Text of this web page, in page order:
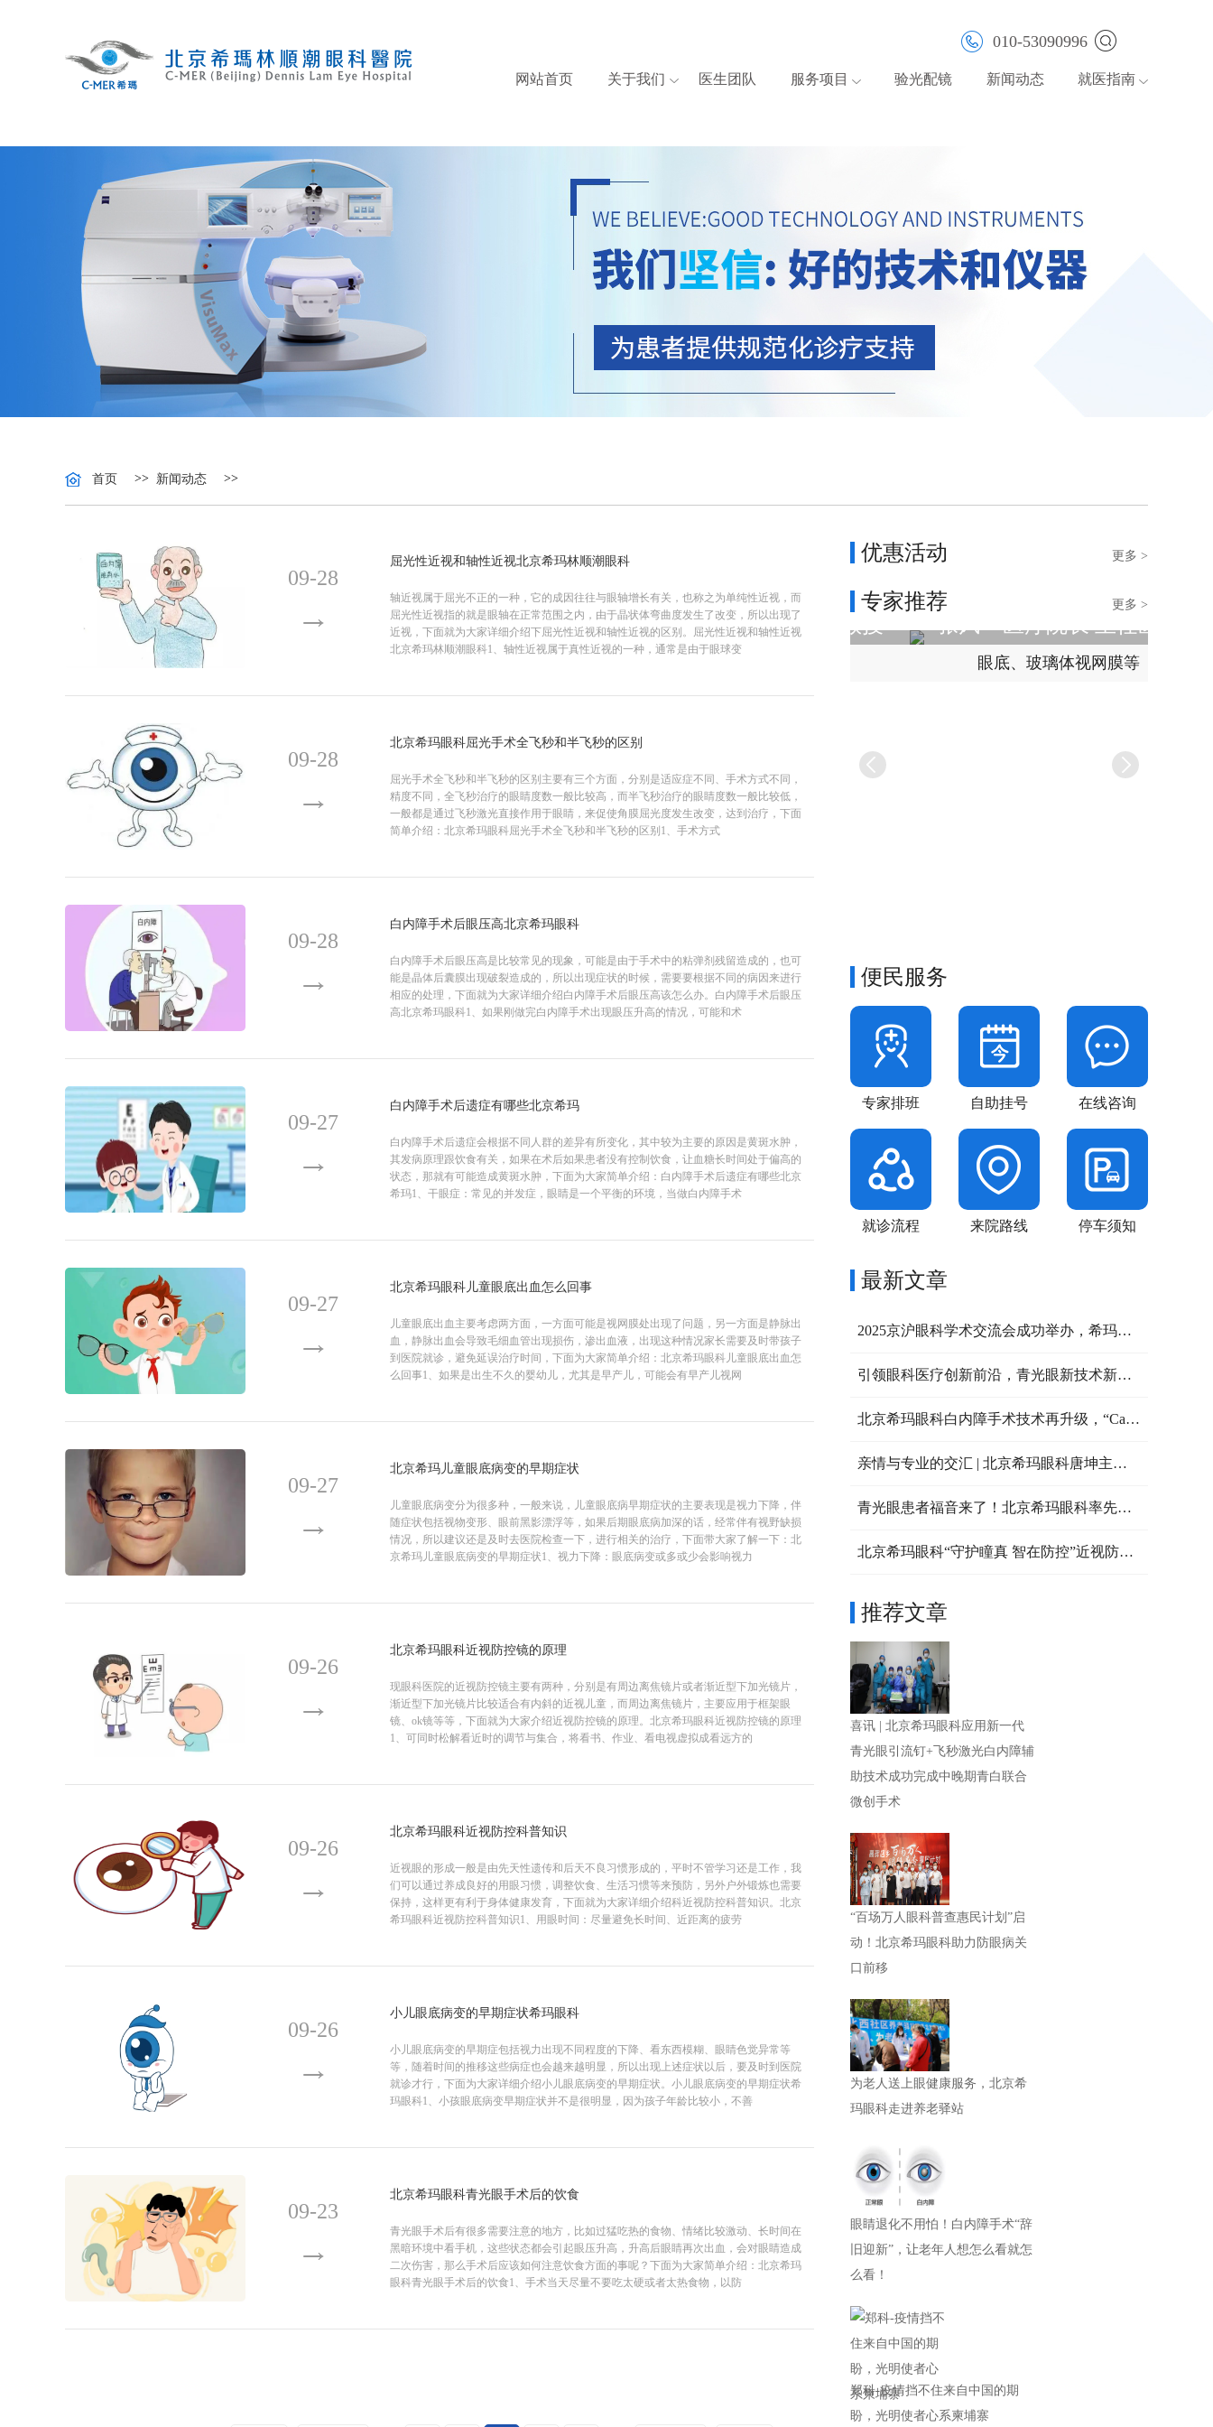
010-53090996
网站首页 关于我们 医生团队 服务项目 验光配镜 新闻动态 就医指南
首页 >> 新闻动态 >>
09-28
屈光性近视和轴性近视北京希玛林顺潮眼科
轴近视属于屈光不正的一种，它的成因往往与眼轴增长有关，也称之为单纯性近视，而
屈光性近视指的就是眼轴在正常范围之内，由于晶状体弯曲度发生了改变，所以出现了
近视，下面就为大家详细介绍下屈光性近视和轴性近视的区别。屈光性近视和轴性近视
北京希玛林顺潮眼科1、轴性近视属于真性近视的一种，通常是由于眼球变
09-28
北京希玛眼科屈光手术全飞秒和半飞秒的区别
屈光手术全飞秒和半飞秒的区别主要有三个方面，分别是适应症不同、手术方式不同，
精度不同，全飞秒治疗的眼睛度数一般比较高，而半飞秒治疗的眼睛度数一般比较低，
一般都是通过飞秒激光直接作用于眼睛，来促使角膜屈光度发生改变，达到治疗，下面
简单介绍：北京希玛眼科屈光手术全飞秒和半飞秒的区别1、手术方式
09-28
白内障手术后眼压高北京希玛眼科
白内障手术后眼压高是比较常见的现象，可能是由于手术中的粘弹剂残留造成的，也可
能是晶体后囊膜出现破裂造成的，所以出现症状的时候，需要要根据不同的病因来进行
相应的处理，下面就为大家详细介绍白内障手术后眼压高该怎么办。白内障手术后眼压
高北京希玛眼科1、如果刚做完白内障手术出现眼压升高的情况，可能和术
09-27
白内障手术后遗症有哪些北京希玛
白内障手术后遗症会根据不同人群的差异有所变化，其中较为主要的原因是黄斑水肿，
其发病原理跟饮食有关，如果在术后如果患者没有控制饮食，让血糖长时间处于偏高的
状态，那就有可能造成黄斑水肿，下面为大家简单介绍：白内障手术后遗症有哪些北京
希玛1、干眼症：常见的并发症，眼睛是一个平衡的环境，当做白内障手术
09-27
北京希玛眼科儿童眼底出血怎么回事
儿童眼底出血主要考虑两方面，一方面可能是视网膜处出现了问题，另一方面是静脉出
血，静脉出血会导致毛细血管出现损伤，渗出血液，出现这种情况家长需要及时带孩子
到医院就诊，避免延误治疗时间，下面为大家简单介绍：北京希玛眼科儿童眼底出血怎
么回事1、如果是出生不久的婴幼儿，尤其是早产儿，可能会有早产儿视网
09-27
北京希玛儿童眼底病变的早期症状
儿童眼底病变分为很多种，一般来说，儿童眼底病早期症状的主要表现是视力下降，伴
随症状包括视物变形、眼前黑影漂浮等，如果后期眼底病加深的话，经常伴有视野缺损
情况，所以建议还是及时去医院检查一下，进行相关的治疗，下面带大家了解一下：北
京希玛儿童眼底病变的早期症状1、视力下降：眼底病变或多或少会影响视力
09-26
北京希玛眼科近视防控镜的原理
现眼科医院的近视防控镜主要有两种，分别是有周边离焦镜片或者渐近型下加光镜片，
渐近型下加光镜片比较适合有内斜的近视儿童，而周边离焦镜片，主要应用于框架眼
镜、ok镜等等，下面就为大家介绍近视防控镜的原理。北京希玛眼科近视防控镜的原理
1、可同时松解看近时的调节与集合，将看书、作业、看电视虚拟成看远方的
09-26
北京希玛眼科近视防控科普知识
近视眼的形成一般是由先天性遗传和后天不良习惯形成的，平时不管学习还是工作，我
们可以通过养成良好的用眼习惯，调整饮食、生活习惯等来预防，另外户外锻炼也需要
保持，这样更有利于身体健康发育，下面就为大家详细介绍科近视防控科普知识。北京
希玛眼科近视防控科普知识1、用眼时间：尽量避免长时间、近距离的疲劳
09-26
小儿眼底病变的早期症状希玛眼科
小儿眼底病变的早期症包括视力出现不同程度的下降、看东西模糊、眼睛色觉异常等
等，随着时间的推移这些病症也会越来越明显，所以出现上述症状以后，要及时到医院
就诊才行，下面为大家详细介绍小儿眼底病变的早期症状。小儿眼底病变的早期症状希
玛眼科1、小孩眼底病变早期症状并不是很明显，因为孩子年龄比较小，不善
09-23
北京希玛眼科青光眼手术后的饮食
青光眼手术后有很多需要注意的地方，比如过猛吃热的食物、情绪比较激动、长时间在
黑暗环境中看手机，这些状态都会引起眼压升高，升高后眼睛再次出血，会对眼睛造成
二次伤害，那么手术后应该如何注意饮食方面的事呢？下面为大家简单介绍：北京希玛
眼科青光眼手术后的饮食1、手术当天尽量不要吃太硬或者太热食物，以防
优惠活动 更多 >
专家推荐 更多 >
医疗院长 主任医师
擅长疑难青光眼的诊治 弱视、斜视、屈光不正、近视、复视、眼
球震颤的诊断和治疗
肖林 主任医师 眼科教授 张风 医疗院长 主任医师
眼底、玻璃体视网膜等
便民服务
专家排班 自助挂号 在线咨询
就诊流程 来院路线 停车须知
最新文章
2025京沪眼科学术交流会成功举办，希玛专家共探眼病治疗新策略
引领眼科医疗创新前沿，青光眼新技术新进展高峰论坛成功举办
北京希玛眼科白内障手术技术再升级，“Catalys白力士”飞秒激光白内障手术设备正式启用
​亲情与专业的交汇 | 北京希玛眼科唐坤主任实施的一次特别白内障手术
青光眼患者福音来了！北京希玛眼科率先推出微脉冲激光治疗
北京希玛眼科“守护瞳真 智在防控”近视防控科普游园会圆满落幕
推荐文章
喜讯 | 北京希玛眼科应用新一代
青光眼引流钉+飞秒激光白内障辅
助技术成功完成中晚期青白联合
微创手术
“百场万人眼科普查惠民计划”启
动！北京希玛眼科助力防眼病关
口前移
为老人送上眼健康服务，北京希
玛眼科走进养老驿站
眼睛退化不用怕！白内障手术“辞
旧迎新”，让老年人想怎么看就怎
么看！
郑科-疫情挡不住来自中国的期
盼，光明使者心系柬埔寨